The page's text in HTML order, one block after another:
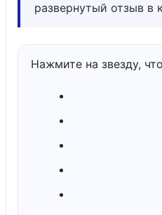
развернутый отзыв в
Нажмите на звезду,